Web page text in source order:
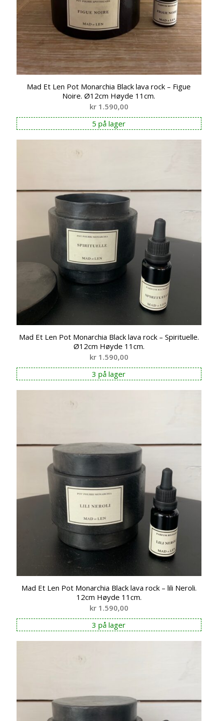
Mad Et Len Pot Monarchia Black lava rock – Figue
Noire. Ø12cm Høyde 11cm.
kr1.590,00
5 på lager
Mad Et Len Pot Monarchia Black lava rock – Spirituelle.
Ø12cm Høyde 11cm.
kr1.590,00
3 på lager
Mad Et Len Pot Monarchia Black lava rock – lili Neroli.
12cm Høyde 11cm.
kr1.590,00
3 på lager